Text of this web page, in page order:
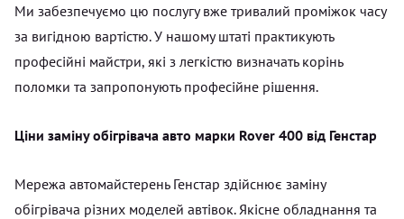
Ми забезпечуємо цю послугу вже тривалий проміжок часу
за вигідною вартістю. У нашому штаті практикують
професійні майстри, які з легкістю визначать корінь
поломки та запропонують професійне рішення.
Ціни заміну обігрівача авто марки Rover 400 від Генстар
Мережа автомайстерень Генстар здійснює заміну
обігрівача різних моделей автівок. Якісне обладнання та